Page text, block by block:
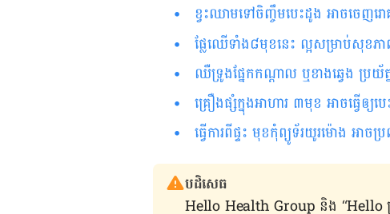
ខ្វះ​​ឈាម​​ទៅ​ចិញ្ចឹម​បេះដូង អាច​ចេញ​រោ
ផ្លែ​ឈើ​ទាំង​៨​មុខ​នេះ ល្អ​សម្រាប់​សុខភ
ឈឺទ្រូងផ្នែកកណ្ដាល ឬខាងឆ្វេង ប្រ
គ្រឿងផ្សំក្នុង​អាហារ ៣មុខ អាចធ្វើឲ្យ​
ធ្វើការ​​​​ពី​ផ្ទះ​​ មុខកុំព្យូទ័រយូរម៉ោង អា
បដិសេធ
Hello Health Group និង “Hello គ្រូ